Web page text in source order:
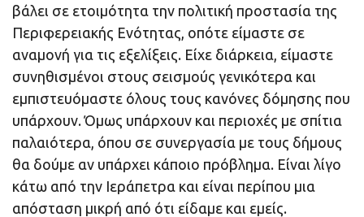
βάλει σε ετοιμότητα την πολιτική προστασία της
Περιφερειακής Ενότητας, οπότε είμαστε σε
αναμονή για τις εξελίξεις. Είχε διάρκεια, είμαστε
συνηθισμένοι στους σεισμούς γενικότερα και
εμπιστευόμαστε όλους τους κανόνες δόμησης που
υπάρχουν. Όμως υπάρχουν και περιοχές με σπίτια
παλαιότερα, όπου σε συνεργασία με τους δήμους
θα δούμε αν υπάρχει κάποιο πρόβλημα. Είναι λίγο
κάτω από την Ιεράπετρα και είναι περίπου μια
απόσταση μικρή από ότι είδαμε και εμείς.